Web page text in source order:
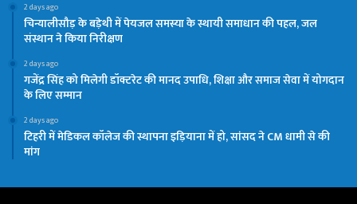
2 days ago
चिन्यालीसौड़ के बड़ेथी में पेयजल समस्या के स्थायी समाधान की पहल, जल
संस्थान ने किया निरीक्षण
2 days ago
गजेंद्र सिंह को मिलेगी डॉक्टरेट की मानद उपाधि, शिक्षा और समाज सेवा में योगदान
के लिए सम्मान
2 days ago
टिहरी में मेडिकल कॉलेज की स्थापना इड़ियाना में हो, सांसद ने CM धामी से की
मांग